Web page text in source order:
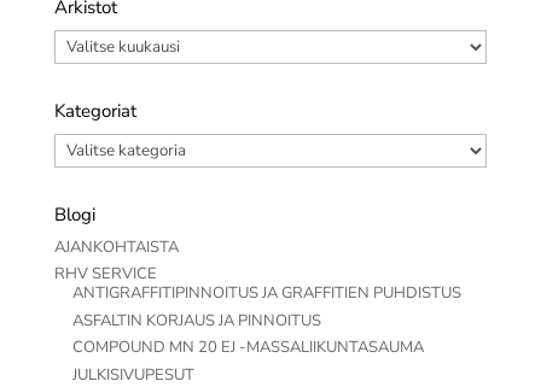
Arkistot
Arkistot
Kategoriat
Kategoriat
Blogi
AJANKOHTAISTA
RHV SERVICE
ANTIGRAFFITIPINNOITUS JA GRAFFITIEN PUHDISTUS
ASFALTIN KORJAUS JA PINNOITUS
COMPOUND MN 20 EJ -MASSALIIKUNTASAUMA
JULKISIVUPESUT